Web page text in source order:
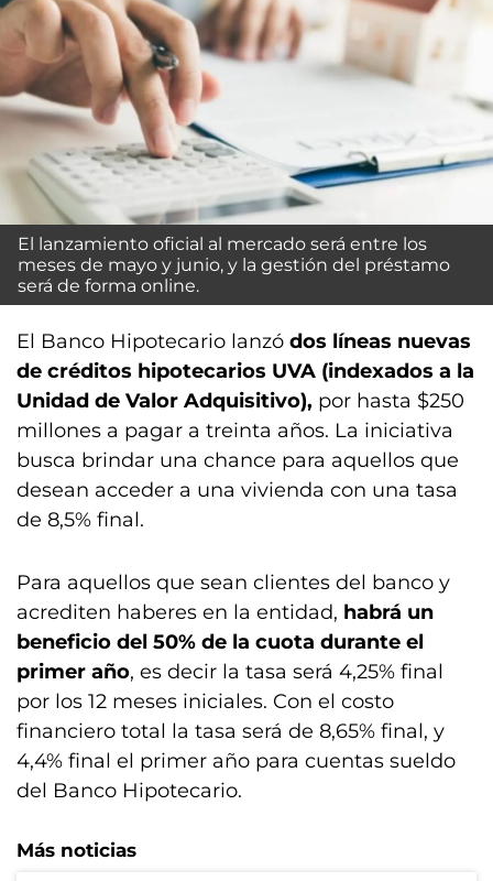
El lanzamiento oficial al mercado será entre los
meses de mayo y junio, y la gestión del préstamo
será de forma online.
El Banco Hipotecario lanzó dos líneas nuevas
de créditos hipotecarios UVA (indexados a la
Unidad de Valor Adquisitivo), por hasta $250
millones a pagar a treinta años. La iniciativa
busca brindar una chance para aquellos que
desean acceder a una vivienda con una tasa
de 8,5% final.
Para aquellos que sean clientes del banco y
acrediten haberes en la entidad, habrá un
beneficio del 50% de la cuota durante el
primer año, es decir la tasa será 4,25% final
por los 12 meses iniciales. Con el costo
financiero total la tasa será de 8,65% final, y
4,4% final el primer año para cuentas sueldo
del Banco Hipotecario.
Más noticias